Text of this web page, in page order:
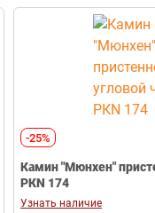
-25%
Камин "Мюнхен"
РКN 174
Узнать наличие